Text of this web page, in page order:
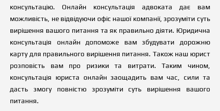
консультацію. Онлайн консультація адвоката дає вам
можливість, не відвідуючи офіс нашої компанії, зрозуміти суть
вирішення вашого питання та як правильно діяти. Юридична
консультація онлайн допоможе вам збудувати дорожню
карту для правильного вирішення питання. Також наш юрист
розповість вам про ризики та витрати. Таким чином,
консультація юриста онлайн заощадить вам час, сили та
дасть змогу повністю зрозуміти суть вирішення вашого
питання.